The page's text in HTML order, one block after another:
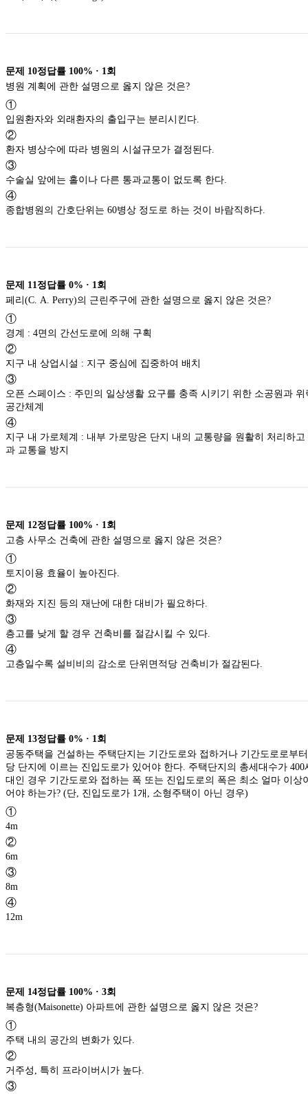
문제 10정답률 100% · 1 회
병원 계획에 관한 설명으로 옳지 않은 것은?
①
입원환자와 외래환자의 출입구는 분리시킨다.
②
환자 병상수에 따라 병원의 시설규모가 결정된다.
③
수술실 앞에는 홀이나 다른 통과교통이 없도록 한다.
④
종합병원의 간호단위는 60병상 정도로 하는 것이 바람직하다.
문제 11 정답률 0% · 1 회
페리(C. A. Perry)의 근린주구에 관한 설명으로 옳지 않은 것은?
①
경계 : 4면의 간선도로에 의해 구획
②
지구 내 상업시설 : 지구 중심에 집중하여 배치
③
오픈 스페이스 : 주민의 일상생활 요구를 충족 시키기 위한 소공원과 위
공간체계
④
지구 내 가로체계 : 내부 가로망은 단지 내의 교통량을 원활히 처리하고
과 교통을 방지
문제 12정답률 100% · 1 회
고층 사무소 건축에 관한 설명으로 옳지 않은 것은?
①
토지이용 효율이 높아진다.
②
화재와 지진 등의 재난에 대한 대비가 필요하다.
③
층고를 낮게 할 경우 건축비를 절감시킬 수 있다.
④
고층일수록 설비비의 감소로 단위면적당 건축비가 절감된다.
문제 13정답률 0% · 1 회
공동주택을 건설하는 주택단지는 기간도로와 접하거나 기간도로로부
당 단지에 이르는 진입도로가 있어야 한다. 주택단지의 총세대수가 400
대인 경우 기간도로와 접하는 폭 또는 진입도로의 폭은 최소 얼마 이상
어야 하는가? (단, 진입도로가 1개, 소형주택이 아닌 경우)
①
4m
②
6m
③
8m
④
12m
문제 14정답률 100% · 3회
복층형(Maisonette) 아파트에 관한 설명으로 옳지 않은 것은?
①
주택 내의 공간의 변화가 있다.
②
거주성, 특히 프라이버시가 높다.
③